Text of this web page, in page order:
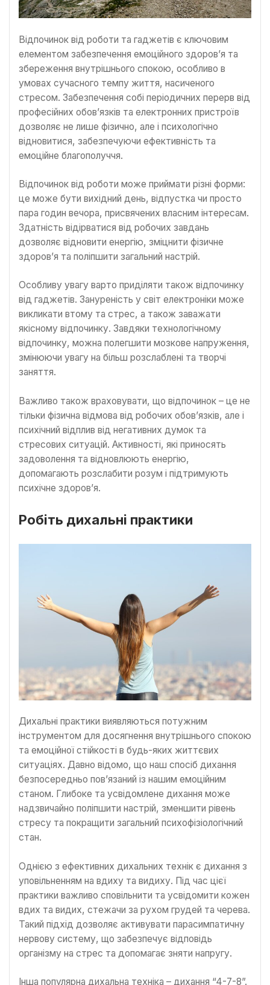
Відпочинок від роботи та гаджетів є ключовим
елементом забезпечення емоційного здоров’я та
збереження внутрішнього спокою, особливо в
умовах сучасного темпу життя, насиченого
стресом. Забезпечення собі періодичних перерв від
професійних обов’язків та електронних пристроїв
дозволяє не лише фізично, але і психологічно
відновитися, забезпечуючи ефективність та
емоційне благополуччя.
Відпочинок від роботи може приймати різні форми:
це може бути вихідний день, відпустка чи просто
пара годин вечора, присвячених власним інтересам.
Здатність відірватися від робочих завдань
дозволяє відновити енергію, зміцнити фізичне
здоров’я та поліпшити загальний настрій.
Особливу увагу варто приділяти також відпочинку
від гаджетів. Зануреність у світ електроніки може
викликати втому та стрес, а також заважати
якісному відпочинку. Завдяки технологічному
відпочинку, можна полегшити мозкове напруження,
змінюючи увагу на більш розслаблені та творчі
заняття.
Важливо також враховувати, що відпочинок – це не
тільки фізична відмова від робочих обов’язків, але і
психічний відплив від негативних думок та
стресових ситуацій. Активності, які приносять
задоволення та відновлюють енергію,
допомагають розслабити розум і підтримують
психічне здоров’я.
Робіть дихальні практики
Дихальні практики виявляються потужним
інструментом для досягнення внутрішнього спокою
та емоційної стійкості в будь-яких життєвих
ситуаціях. Давно відомо, що наш спосіб дихання
безпосередньо пов’язаний із нашим емоційним
станом. Глибоке та усвідомлене дихання може
надзвичайно поліпшити настрій, зменшити рівень
стресу та покращити загальний психофізіологічний
стан.
Однією з ефективних дихальних технік є дихання з
уповільненням на вдиху та видиху. Під час цієї
практики важливо сповільнити та усвідомити кожен
вдих та видих, стежачи за рухом грудей та черева.
Такий підхід дозволяє активувати парасимпатичну
нервову систему, що забезпечує відповідь
організму на стрес та допомагає зняти напругу.
Інша популярна дихальна техніка – дихання “4-7-8”.